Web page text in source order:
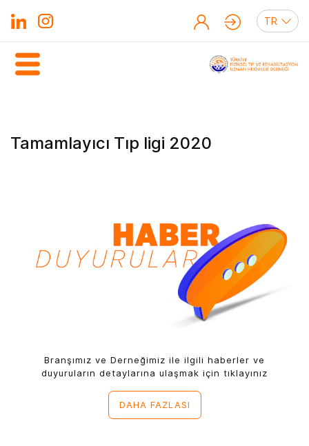
Tamamlayıcı Tıp ligi 2020
Branşımız ve Derneğimiz ile ilgili haberler ve
duyuruların detaylarına ulaşmak için tıklayınız
DAHA FAZLASI